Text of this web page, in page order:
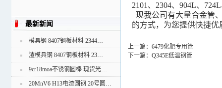
2101、2304、904L、
现我公司有大量合金管
的方式，为您提供快捷优
上一篇： 6479化肥专用管
下一篇： Q345E低温钢管
最新新闻
模具钢 8407钢板材料 2344…
渣模具钢 8407钢板材料 23…
9cr18moa不锈钢圆棒 现货光…
20MnV6 H13电渣圆钢 20号圆…